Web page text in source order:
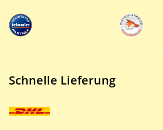
Schnelle Lieferung